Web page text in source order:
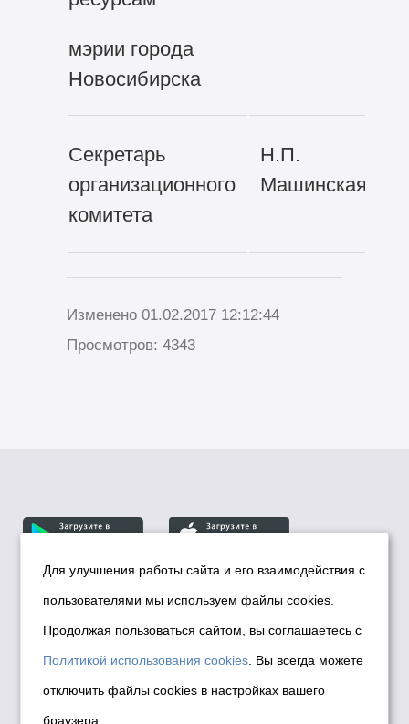
мэрии города
Новосибирска
Секретарь
организационного
комитета
Н.П.
Машинская
Изменено 01.02.2017 12:12:44
Просмотров: 4343
© Департамент информационной политики мэрии
города Новосибирска, 2026
Политика использования Cookies
Политика по обработке персональных
данных в информационных системах
Для улучшения работы сайта и его взаимодействия с
пользователями мы используем файлы cookies.
Продолжая пользоваться сайтом, вы соглашаетесь с
Политикой использования cookies . Вы всегда можете
отключить файлы cookies в настройках вашего
браузера